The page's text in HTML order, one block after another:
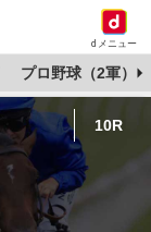
dメニュー
プロ野球（2軍）
10R